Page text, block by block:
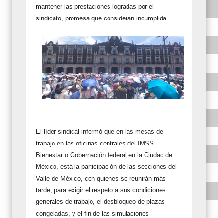
mantener las prestaciones logradas por el
sindicato, promesa que consideran incumplida.
El líder sindical informó que en las mesas de
trabajo en las oficinas centrales del IMSS-
Bienestar o Gobernación federal en la Ciudad de
México, está la participación de las secciones del
Valle de México, con quienes se reunirán más
tarde, para exigir el respeto a sus condiciones
generales de trabajo, el desbloqueo de plazas
congeladas, y el fin de las simulaciones